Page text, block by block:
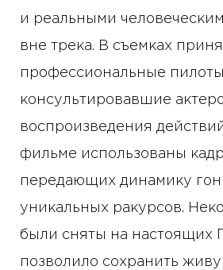
и реальными
вне трека. В съемках
профессиональные
консультировавшие
воспроизведения
фильме использованы
передающих динамику
уникальных ракурсов.
были сняты на настоящих
позволило сохранить